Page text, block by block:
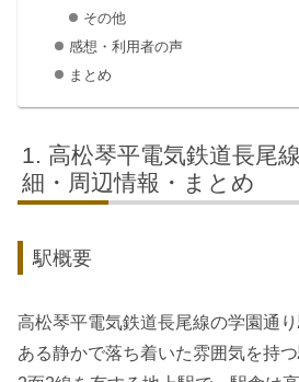
その他
感想・利用者の声
まとめ
高松琴平電気鉄道長尾
細・周辺情報・まとめ
駅概要
高松琴平電気鉄道長尾線の学園通
ある静かで落ち着いた雰囲気を持